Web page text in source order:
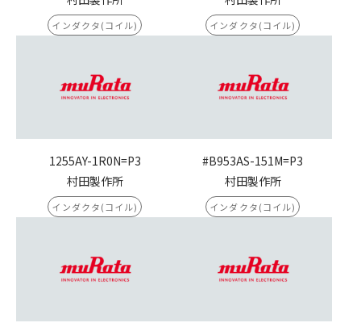
インダクタ(コイル) インダクタ(コイル)
1255AY-1R0N=P3
村田製作所
インダクタ(コイル)
#B953AS-151M=P3
村田製作所
インダクタ(コイル)